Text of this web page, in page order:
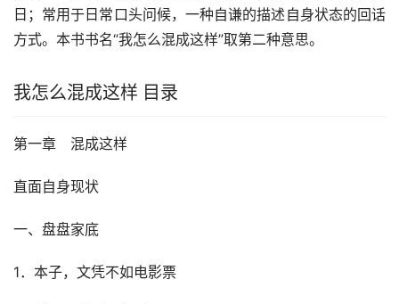
日；常用于日常口头问候，一种自谦的描述自身状态的回话
方式。本书书名“我怎么混成这样”取第二种意思。
我怎么混成这样 目录
第一章　混成这样
直面自身现状
一、盘盘家底
1．本子，文凭不如电影票